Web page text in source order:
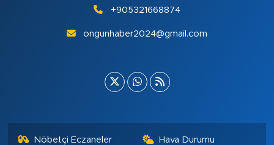
+905321668874
ongunhaber2024@gmail.com
Nöbetçi Eczaneler Hava Durumu